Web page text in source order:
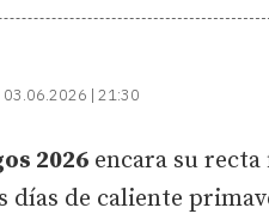
03.06.2026 | 21:30
2026 encara su
de caliente